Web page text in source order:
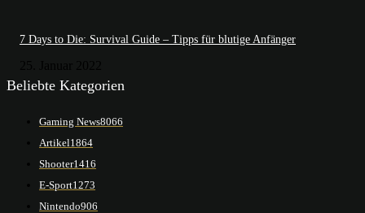
7 Days to Die: Survival Guide – Tipps für blutige Anfänger
Beliebte Kategorien
Gaming News8066
Artikel1864
Shooter1416
E-Sport1273
Nintendo906